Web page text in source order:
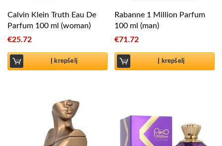
Calvin Klein Truth Eau De
Parfum 100 ml (woman)
€25.72
Į krepšelį
Rabanne 1 Million Parfum
100 ml (man)
€71.72
Į krepšelį